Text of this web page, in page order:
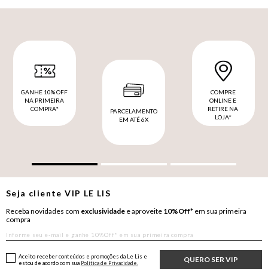
GANHE 10% OFF
NA PRIMEIRA
COMPRA*
PARCELAMENTO
EM ATÉ 6X
COMPRE
ONLINE E
RETIRE NA
LOJA*
Seja clienteVIP LE LIS
Receba novidades com exclusividade e aproveite 10%Off* em sua primeira
compra
QUERO SER VIP
Aceito receber conteúdos e promoções da Le Lis e
estou de acordo com sua Política de Privacidade.